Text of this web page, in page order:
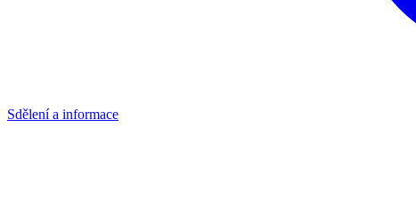
Sdělení a informace